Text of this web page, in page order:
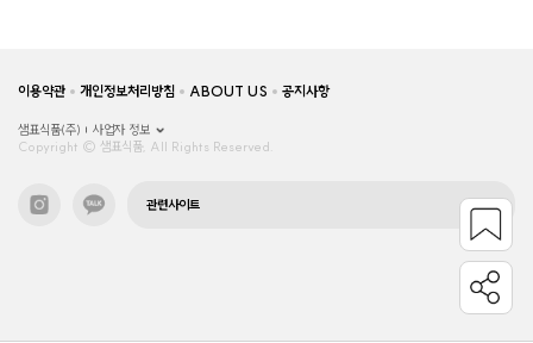
이용약관 개인정보처리방침 ABOUT US 공지사항
샘표식품(주)
사업자 정보
Copyright © 샘표식품, All Rights Reserved.
관련사이트